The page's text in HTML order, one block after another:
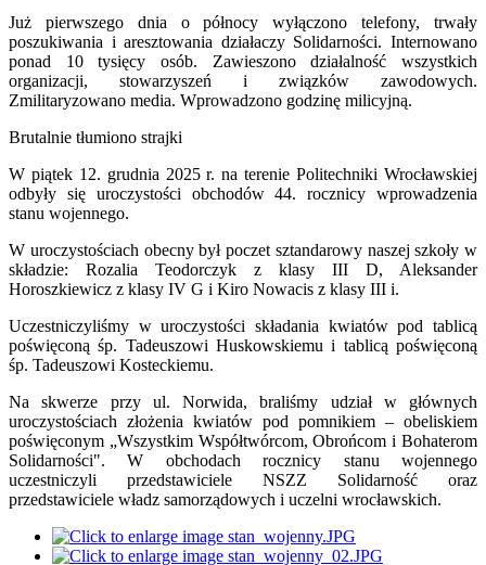
Już pierwszego dnia o północy wyłączono telefony, trwały
poszukiwania i aresztowania działaczy Solidarności. Internowano
ponad 10 tysięcy osób. Zawieszono działalność wszystkich
organizacji, stowarzyszeń i związków zawodowych.
Zmilitaryzowano media. Wprowadzono godzinę milicyjną.
Brutalnie tłumiono strajki
W piątek 12. grudnia 2025 r. na terenie Politechniki Wrocławskiej
odbyły się uroczystości obchodów 44. rocznicy wprowadzenia
stanu wojennego.
W uroczystościach obecny był poczet sztandarowy naszej szkoły w
składzie: Rozalia Teodorczyk z klasy III D, Aleksander
Horoszkiewicz z klasy IV G i Kiro Nowacis z klasy III i.
Uczestniczyliśmy w uroczystości składania kwiatów pod tablicą
poświęconą śp. Tadeuszowi Huskowskiemu i tablicą poświęconą
śp. Tadeuszowi Kosteckiemu.
Na skwerze przy ul. Norwida, braliśmy udział w głównych
uroczystościach złożenia kwiatów pod pomnikiem – obeliskiem
poświęconym „Wszystkim Współtwórcom, Obrońcom i Bohaterom
Solidarności". W obchodach rocznicy stanu wojennego
uczestniczyli przedstawiciele NSZZ Solidarność oraz
przedstawiciele władz samorządowych i uczelni wrocławskich.